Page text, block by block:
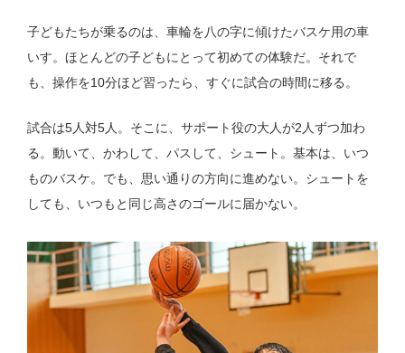
子どもたちが乗るのは、車輪を八の字に傾けたバスケ用の車
いす。ほとんどの子どもにとって初めての体験だ。それで
も、操作を10分ほど習ったら、すぐに試合の時間に移る。
試合は5人対5人。そこに、サポート役の大人が2人ずつ加わ
る。動いて、かわして、パスして、シュート。基本は、いつ
ものバスケ。でも、思い通りの方向に進めない。シュートを
しても、いつもと同じ高さのゴールに届かない。